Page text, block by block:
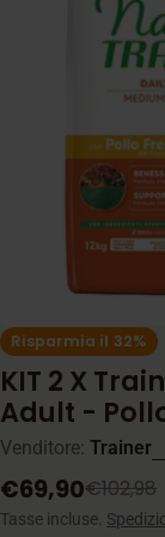
supporto 0
Risparmia il 32%
KIT 2 X
Adult -
Venditore: Trainer
Prezzo
di
€69,90
Prezzo
normale
€102,98
Tasse incluse.